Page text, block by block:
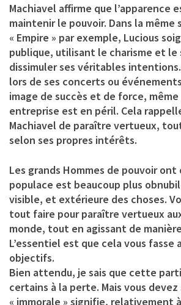
Machiavel affirme que l’apparence
maintenir le pouvoir. Dans la même
« Empire » par exemple, Lucious
publique, utilisant le charisme et
dissimuler ses véritables
lors de ses concerts ou
image de succès et de force,
entreprise est en péril. Cela
Machiavel de paraître vertueux,
selon ses propres intérêts.
Les grands Hommes de pouvoir ont
populace est beaucoup plus
visible, et extérieure des choses.
tout faire pour paraître vertueux
monde, tout en agissant de
L’essentiel est que cela vous fasse
objectifs.
Bien attendu, je sais que cette
certains à la perte. Mais vous devez
« immorale » signifie, relativement